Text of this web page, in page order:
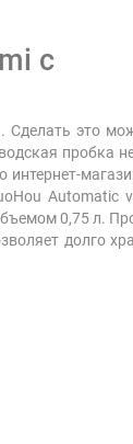
с
Сделать это
пробка
Automatic
0,75 л.
долго